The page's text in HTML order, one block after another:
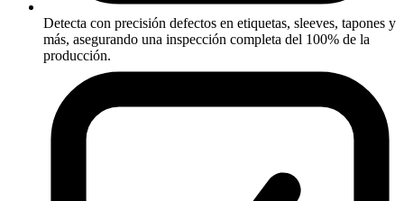
Detecta con precisión defectos en etiquetas, sleeves, tapones y
más, asegurando una inspección completa del 100% de la
producción.